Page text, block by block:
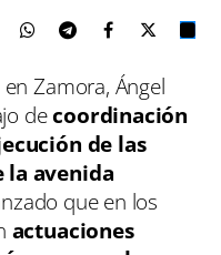
Zamora, Ángel
decoordinación
de las
la avenida
que en los
actuaciones